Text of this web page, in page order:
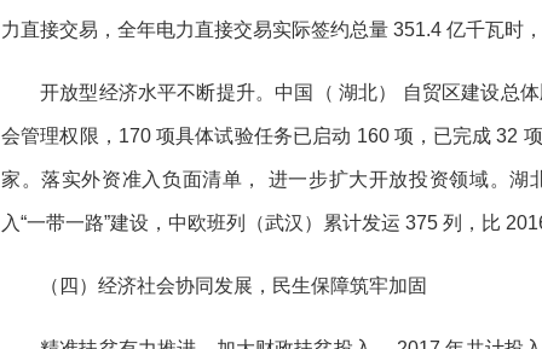
力直接交易，全年电力直接交易实际签约总量 351.4 亿千瓦时
开放型经济水平不断提升。中国（ 湖北） 自贸区建设总
会管理权限，170 项具体试验任务已启动 160 项，已完成 32
家。落实外资准入负面清单， 进一步扩大开放投资领域。湖
入“一带一路”建设，中欧班列（武汉）累计发运 375 列，比
（四）经济社会协同发展，民生保障筑牢加固